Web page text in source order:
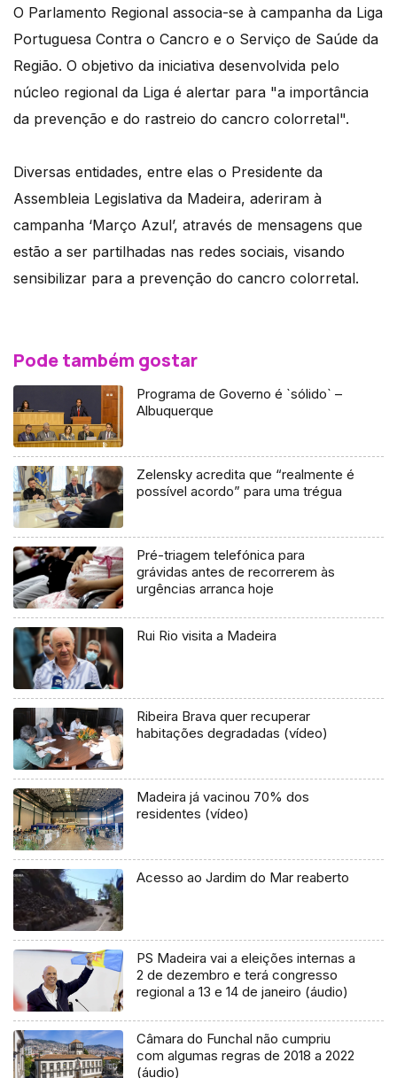
O Parlamento Regional associa-se à campanha da Liga
Portuguesa Contra o Cancro e o Serviço de Saúde da
Região. O objetivo da iniciativa desenvolvida pelo
núcleo regional da Liga é alertar para "a importância
da prevenção e do rastreio do cancro colorretal".
Diversas entidades, entre elas o Presidente da
Assembleia Legislativa da Madeira, aderiram à
campanha ‘Março Azul’, através de mensagens que
estão a ser partilhadas nas redes sociais, visando
sensibilizar para a prevenção do cancro colorretal.
Pode também gostar
Programa de Governo é `sólido` –
Albuquerque
Zelensky acredita que “realmente é
possível acordo” para uma trégua
Pré-triagem telefónica para
grávidas antes de recorrerem às
urgências arranca hoje
Rui Rio visita a Madeira
Ribeira Brava quer recuperar
habitações degradadas (vídeo)
Madeira já vacinou 70% dos
residentes (vídeo)
Acesso ao Jardim do Mar reaberto
PS Madeira vai a eleições internas a
2 de dezembro e terá congresso
regional a 13 e 14 de janeiro (áudio)
Câmara do Funchal não cumpriu
com algumas regras de 2018 a 2022
(áudio)